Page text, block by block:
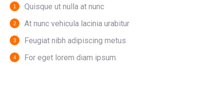
Quisque ut nulla at nunc
At nunc vehicula lacinia urabitur
Feugiat nibh adipiscing metus
For eget lorem diam ipsum.